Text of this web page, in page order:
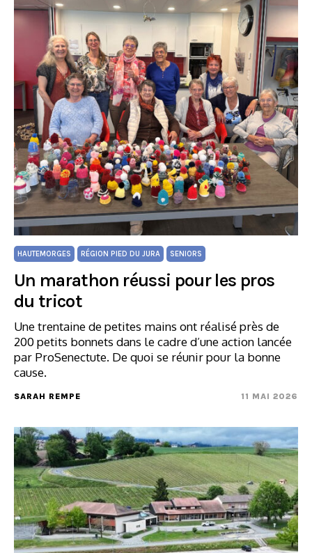
HAUTEMORGES RÉGION PIED DU JURA SENIORS
Un marathon réussi pour les pros
du tricot
Une trentaine de petites mains ont réalisé près de
200 petits bonnets dans le cadre d’une action lancée
par ProSenectute. De quoi se réunir pour la bonne
cause.
SARAH REMPE 11 MAI 2026